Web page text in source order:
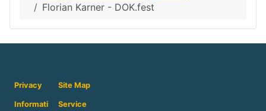
Florian Karner - DOK.fest
Privacy Site Map
Informati
Service